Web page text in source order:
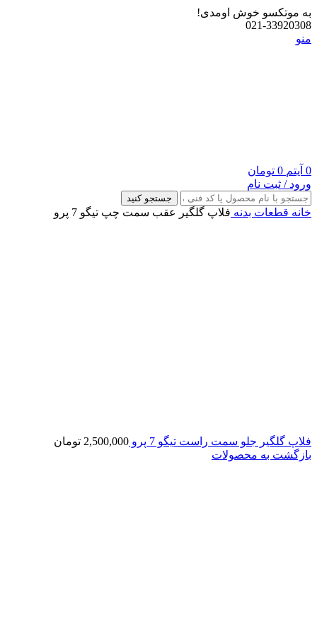
به موتکسو خوش اومدی!
021-33920308
منو
0 آیتم 0 تومان
ورود / ثبت نام
جستجو کنید
خانه قطعات بدنه فلاپ گلگیر عقب سمت چپ تیگو 7 پرو
فلاپ گلگیر جلو سمت راست تیگو 7 پرو 2,500,000 تومان
بازگشت به محصولات